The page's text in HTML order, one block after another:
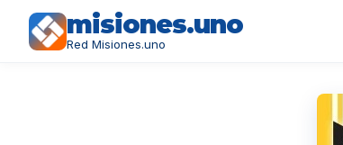
misiones.uno
Red Misiones.uno